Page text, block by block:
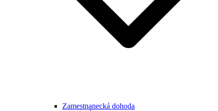
Zamestnanecká dohoda